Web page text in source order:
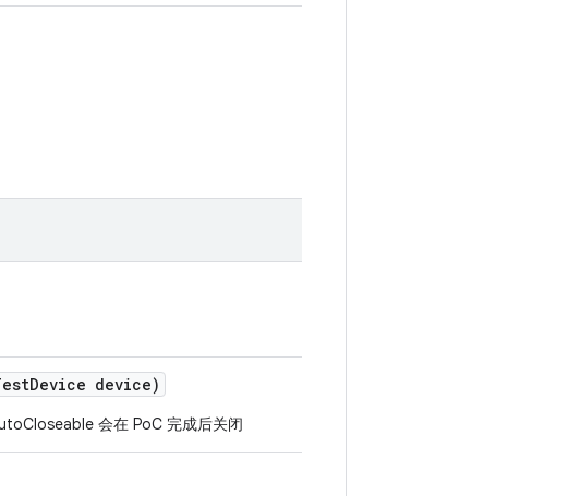
Device device)
会在 PoC 完成后关闭